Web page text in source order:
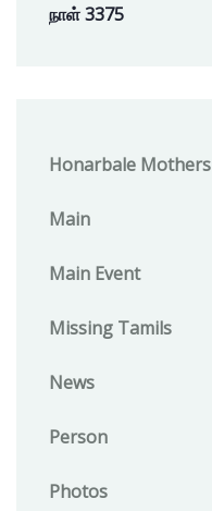
நாள் 3375
Honarbale Mothers
Main
Main Event
Missing Tamils
News
Person
Photos